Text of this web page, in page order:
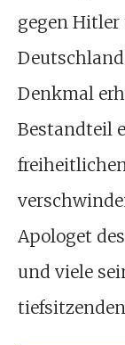
gegen
Denkmal
Bestandteil
Apologet
und viele